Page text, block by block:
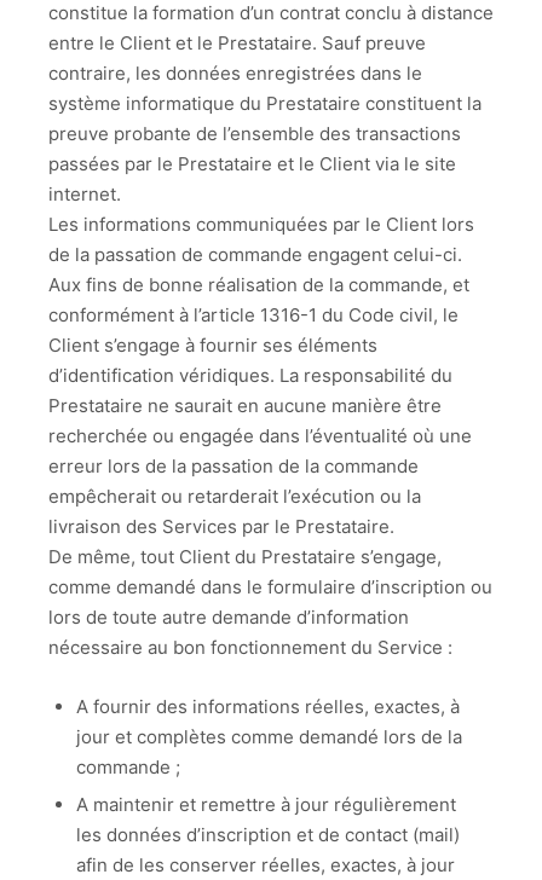
constitue la formation d’un contrat conclu à distance
entre le Client et le Prestataire. Sauf preuve
contraire, les données enregistrées dans le
système informatique du Prestataire constituent la
preuve probante de l’ensemble des transactions
passées par le Prestataire et le Client via le site
internet.
Les informations communiquées par le Client lors
de la passation de commande engagent celui-ci.
Aux fins de bonne réalisation de la commande, et
conformément à l’article 1316-1 du Code civil, le
Client s’engage à fournir ses éléments
d’identification véridiques. La responsabilité du
Prestataire ne saurait en aucune manière être
recherchée ou engagée dans l’éventualité où une
erreur lors de la passation de la commande
empêcherait ou retarderait l’exécution ou la
livraison des Services par le Prestataire.
De même, tout Client du Prestataire s’engage,
comme demandé dans le formulaire d’inscription ou
lors de toute autre demande d’information
nécessaire au bon fonctionnement du Service :
A fournir des informations réelles, exactes, à
jour et complètes comme demandé lors de la
commande ;
A maintenir et remettre à jour régulièrement
les données d’inscription et de contact (mail)
afin de les conserver réelles, exactes, à jour